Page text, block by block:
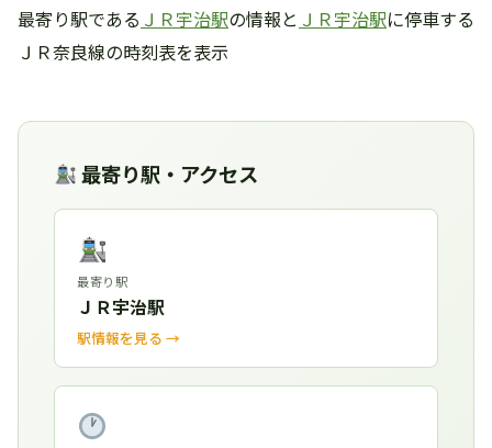
最寄り駅である ＪＲ宇治駅の情報と ＪＲ宇治駅に停車する
ＪＲ奈良線の時刻表を表示
最寄り駅・アクセス
最寄り駅
ＪＲ宇治駅
駅情報を見る →